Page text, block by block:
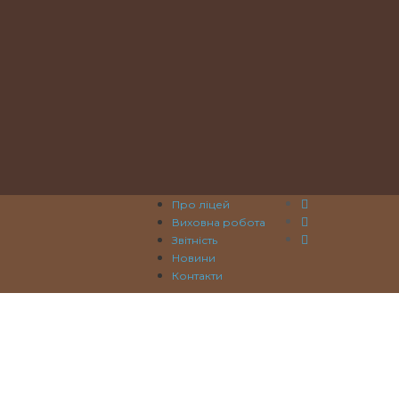
Про ліцей
Виховна робота
Звітність
Новини
Контакти